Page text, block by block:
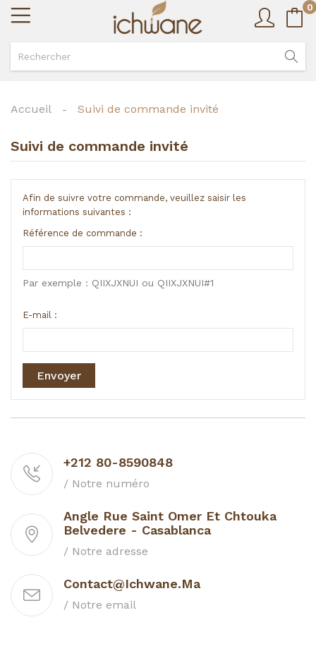
0
Accueil Suivi de commande invité
Suivi de commande invité
Afin de suivre votre commande, veuillez saisir les
informations suivantes :
Référence de commande :
Par exemple : QIIXJXNUI ou QIIXJXNUI#1
E-mail :
Envoyer
+212 80-8590848
/ Notre numéro
Angle Rue Saint Omer Et Chtouka
Belvedere - Casablanca
/ Notre adresse
Contact@ichwane.ma
/ Notre email